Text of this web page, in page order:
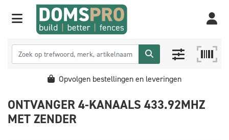
Opvolgen bestellingen en leveringen
ONTVANGER 4-KANAALS 433.92MHZ
MET ZENDER